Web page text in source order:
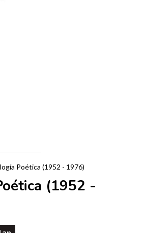
Poética (1952 - 1976)
(1952 -